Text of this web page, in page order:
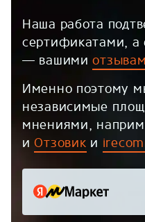
Наша работа
сертификатами, а
— вашими
Именно поэтому
независимые
мнениями,
иОтзовик и